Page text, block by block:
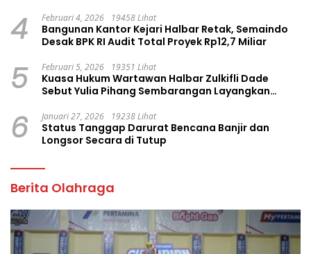
4 Februari 4, 2026 19458 Lihat
Bangunan Kantor Kejari Halbar Retak, Semaindo
Desak BPK RI Audit Total Proyek Rp12,7 Miliar
5 Februari 5, 2026 19351 Lihat
Kuasa Hukum Wartawan Halbar Zulkifli Dade
Sebut Yulia Pihang Sembarangan Layangkan
6 Januari 27, 2026 19238 Lihat
Status Tanggap Darurat Bencana Banjir dan
Longsor Secara di Tutup
Berita Olahraga